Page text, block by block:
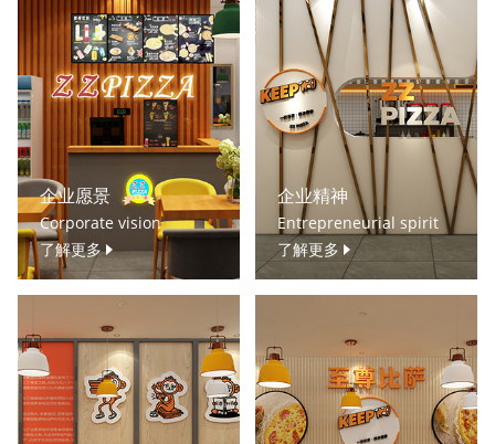
企业愿景
Corporate vision
了解更多
企业精神
Entrepreneurial spirit
了解更多